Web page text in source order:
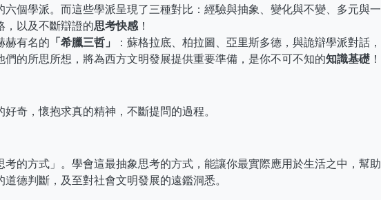
六個學派。而這些學派呈現了三種對比：經驗與抽象、變化與不變、多元與一
，以及不斷辯證的思考快感！
赫有名的 「希臘三哲」
：蘇格拉底、柏拉圖、亞里斯多德，與詭辯學派對話，
的所思所想，將為西方文明發展提供重要準備，是你不可不知的知識基礎 ！
奇，懷抱求真的精神，不斷提問的過程。
的方式」。學會這最抽象思考的方式，能讓你最實際應用於生活之中，幫助
德判斷，及至對社會文明發展的遠鑑洞悉。